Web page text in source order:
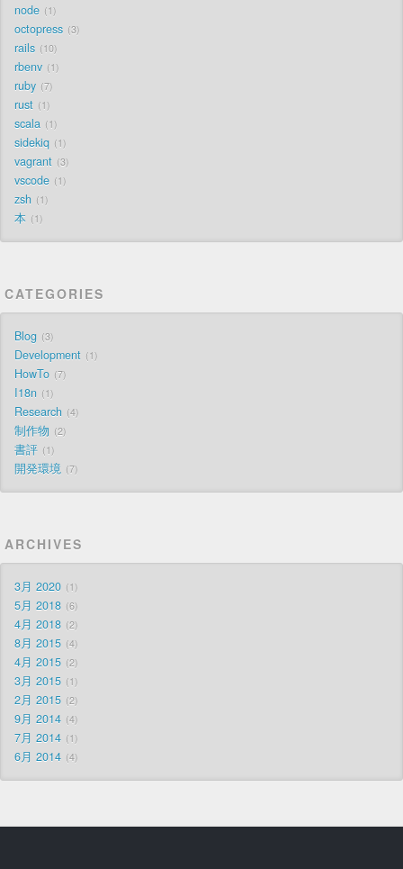
node 1
octopress 3
rails 10
rbenv 1
ruby 7
rust 1
scala 1
sidekiq 1
vagrant 3
vscode 1
zsh 1
本 1
CATEGORIES
Blog 3
Development 1
HowTo 7
I18n 1
Research 4
制作物 2
書評 1
開発環境 7
ARCHIVES
3月 2020 1
5月 2018 6
4月 2018 2
8月 2015 4
4月 2015 2
3月 2015 1
2月 2015 2
9月 2014 4
7月 2014 1
6月 2014 4